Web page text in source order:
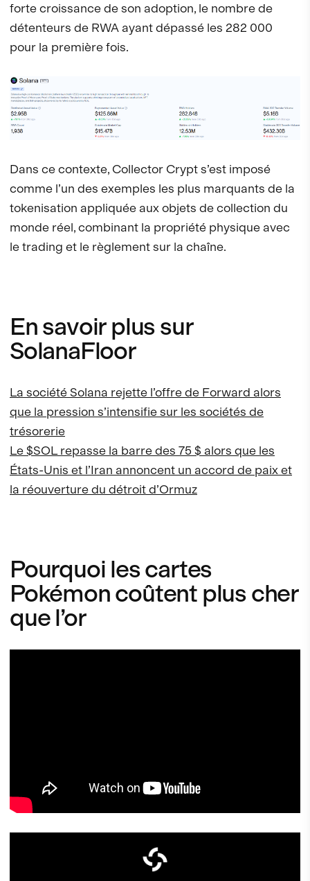
forte croissance de son adoption, le nombre de
détenteurs de RWA ayant dépassé les 282 000
pour la première fois.
Dans ce contexte, Collector Crypt s’est imposé
comme l’un des exemples les plus marquants de la
tokenisation appliquée aux objets de collection du
monde réel, combinant la propriété physique avec
le trading et le règlement sur la chaîne.
En savoir plus sur
SolanaFloor
La société Solana rejette l’offre de Forward alors
que la pression s’intensifie sur les sociétés de
trésorerie
Le $SOL repasse la barre des 75 $ alors que les
États-Unis et l’Iran annoncent un accord de paix et
la réouverture du détroit d’Ormuz
Pourquoi les cartes
Pokémon coûtent plus cher
que l’or